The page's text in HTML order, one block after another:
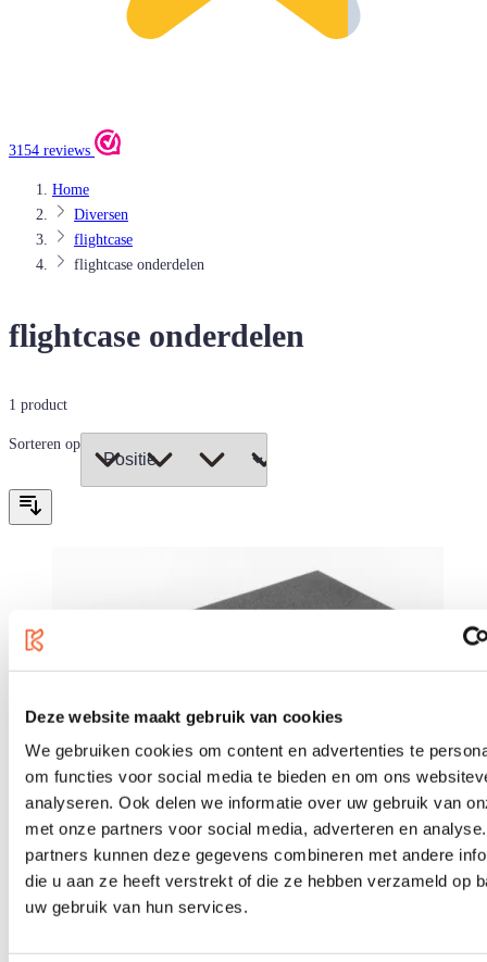
Deze website maakt gebruik van cookies
We gebruiken cookies om content en advertenties te
om functies voor social media te bieden en om ons
analyseren. Ook delen we informatie over uw gebruik van
met onze partners voor social media, adverteren en
partners kunnen deze gegevens combineren met andere
die u aan ze heeft verstrekt of die ze hebben verzameld op
uw gebruik van hun services.
3154 reviews
Home
Diversen
flightcase
flightcase onderdelen
flightcase onderdelen
1 product
Sorteren op
Adam Hall RACK INLAY 02 KYOTO FOAM